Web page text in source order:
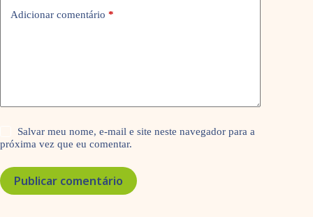
Adicionar comentário *
Salvar meu nome, e-mail e site neste navegador para a
próxima vez que eu comentar.
Publicar comentário